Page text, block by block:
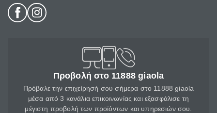
Προβολή στο 11888 giaola
Πρόβαλε την επιχείρησή σου σήμερα στο 11888 giaola
μέσα από 3 κανάλια επικοινωνίας και εξασφάλισε τη
μέγιστη προβολή των προϊόντων και υπηρεσιών σου.